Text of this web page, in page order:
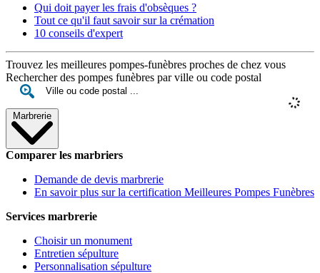
Qui doit payer les frais d'obsèques ?
Tout ce qu'il faut savoir sur la crémation
10 conseils d'expert
Trouvez les meilleures pompes-funèbres proches de chez vous
Rechercher des pompes funèbres par ville ou code postal
Marbrerie
Comparer les marbriers
Demande de devis marbrerie
En savoir plus sur la certification Meilleures Pompes Funèbres
Services marbrerie
Choisir un monument
Entretien sépulture
Personnalisation sépulture